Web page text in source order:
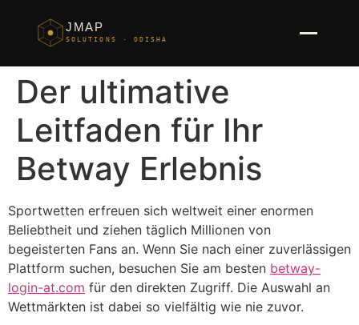
JMAP
SOLUTIONS · ODISHA
Der ultimative
Leitfaden für Ihr
Betway Erlebnis
Sportwetten erfreuen sich weltweit einer enormen
Beliebtheit und ziehen täglich Millionen von
begeisterten Fans an. Wenn Sie nach einer zuverlässigen
Plattform suchen, besuchen Sie am besten betway-
login-at.com für den direkten Zugriff. Die Auswahl an
Wettmärkten ist dabei so vielfältig wie nie zuvor.